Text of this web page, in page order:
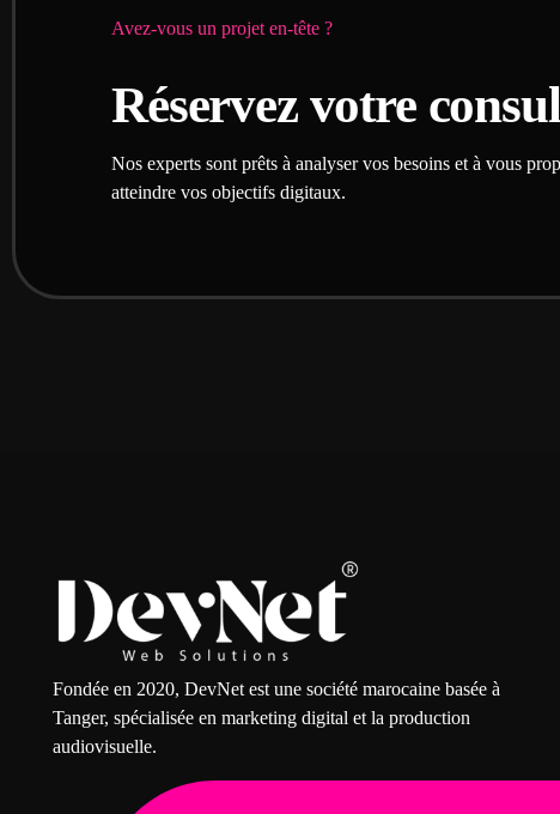
Avez-vous un projet en-tête ?
Réservez votre
Nos experts sont prêts à analyser vos besoins et à vous
atteindre vos objectifs digitaux.
Fondée en 2020, DevNet est une société marocaine basée à
Tanger, spécialisée en marketing digital et la production
audiovisuelle.